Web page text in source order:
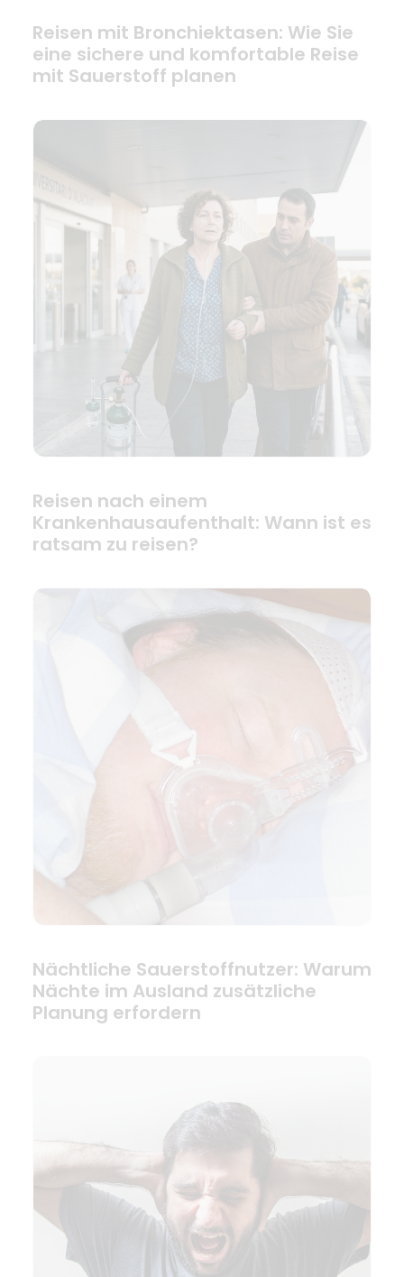
Reisen mit Bronchiektasen: Wie Sie
eine sichere und komfortable Reise
mit Sauerstoff planen
Reisen nach einem
Krankenhausaufenthalt: Wann ist es
ratsam zu reisen?
Nächtliche Sauerstoffnutzer: Warum
Nächte im Ausland zusätzliche
Planung erfordern